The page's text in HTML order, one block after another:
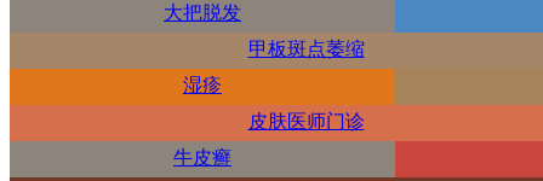
大把脱发
甲板斑点萎缩
湿疹
皮肤医师门诊
牛皮癣